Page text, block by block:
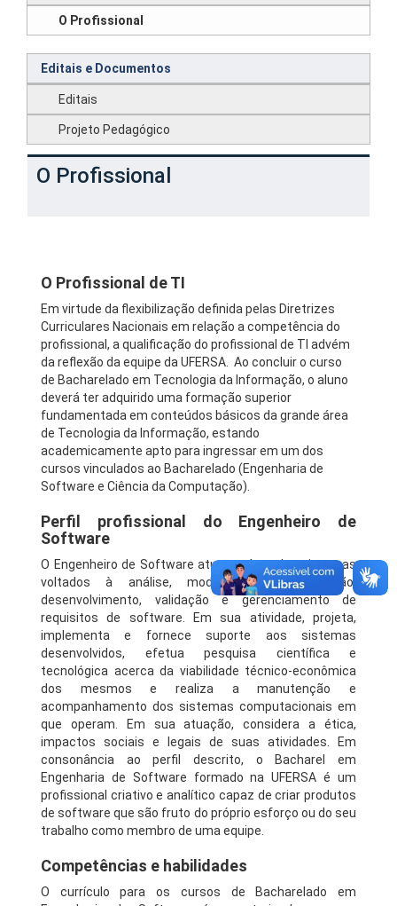
O Profissional
Editais e Documentos
Editais
Projeto Pedagógico
O Profissional
O Profissional de TI
Em virtude da flexibilização definida pelas Diretrizes
Curriculares Nacionais em relação a competência do
profissional, a qualificação do profissional de TI advém
da reflexão da equipe da UFERSA. Ao concluir o curso
de Bacharelado em Tecnologia da Informação, o aluno
deverá ter adquirido uma formação superior
fundamentada em conteúdos básicos da grande área
de Tecnologia da Informação, estando
academicamente apto para ingressar em um dos
cursos vinculados ao Bacharelado (Engenharia de
Software e Ciência da Computação).
Perfil profissional do Engenheiro de
Software
O Engenheiro de Software atua na área dos sistemas
voltados à análise, modelagem, especificação,
desenvolvimento, validação e gerenciamento de
requisitos de software. Em sua atividade, projeta,
implementa e fornece suporte aos sistemas
desenvolvidos, efetua pesquisa científica e
tecnológica acerca da viabilidade técnico-econômica
dos mesmos e realiza a manutenção e
acompanhamento dos sistemas computacionais em
que operam. Em sua atuação, considera a ética,
impactos sociais e legais de suas atividades. Em
consonância ao perfil descrito, o Bacharel em
Engenharia de Software formado na UFERSA é um
profissional criativo e analítico capaz de criar produtos
de software que são fruto do próprio esforço ou do seu
trabalho como membro de uma equipe.
Competências e habilidades
O currículo para os cursos de Bacharelado em